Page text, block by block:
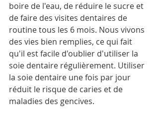
boire de l'eau, de réduire le sucre et
de faire des visites dentaires de
routine tous les 6 mois. Nous vivons
des vies bien remplies, ce qui fait
qu'il est facile d'oublier d'utiliser la
soie dentaire régulièrement. Utiliser
la soie dentaire une fois par jour
réduit le risque de caries et de
maladies des gencives.